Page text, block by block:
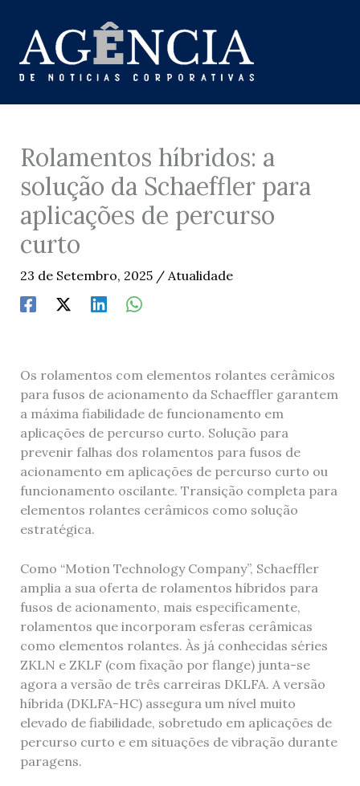
content
Rolamentos híbridos: a
solução da Schaeffler para
aplicações de percurso
curto
23 de Setembro, 2025 / Atualidade
Os rolamentos com elementos rolantes cerâmicos
para fusos de acionamento da Schaeffler garantem
a máxima fiabilidade de funcionamento em
aplicações de percurso curto. Solução para
prevenir falhas dos rolamentos para fusos de
acionamento em aplicações de percurso curto ou
funcionamento oscilante. Transição completa para
elementos rolantes cerâmicos como solução
estratégica.
Como “Motion Technology Company”, Schaeffler
amplia a sua oferta de rolamentos híbridos para
fusos de acionamento, mais especificamente,
rolamentos que incorporam esferas cerâmicas
como elementos rolantes. Às já conhecidas séries
ZKLN e ZKLF (com fixação por flange) junta-se
agora a versão de três carreiras DKLFA. A versão
híbrida (DKLFA-HC) assegura um nível muito
elevado de fiabilidade, sobretudo em aplicações de
percurso curto e em situações de vibração durante
paragens.